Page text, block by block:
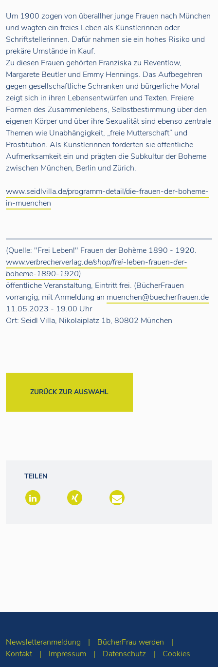
Um 1900 zogen von überallher junge Frauen nach München
und wagten ein freies Leben als Künstlerinnen oder
Schriftstellerinnen. Dafür nahmen sie ein hohes Risiko und
prekäre Umstände in Kauf.
Zu diesen Frauen gehörten Franziska zu Reventlow,
Margarete Beutler und Emmy Hennings. Das Aufbegehren
gegen gesellschaftliche Schranken und bürgerliche Moral
zeigt sich in ihren Lebensentwürfen und Texten. Freiere
Formen des Zusammenlebens, Selbstbestimmung über den
eigenen Körper und über ihre Sexualität sind ebenso zentrale
Themen wie Unabhängigkeit, „freie Mutterschaft“ und
Prostitution. Als Künstlerinnen forderten sie öffentliche
Aufmerksamkeit ein und prägten die Subkultur der Boheme
zwischen München, Berlin und Zürich.
www.seidlvilla.de/programm-detail/die-frauen-der-boheme-
in-muenchen
(Quelle: "Frei Leben!" Frauen der Bohème 1890 - 1920.
www.verbrecherverlag.de/shop/frei-leben-frauen-der-
boheme-1890-1920)
öffentliche Veranstaltung, Eintritt frei. (BücherFrauen
vorrangig, mit Anmeldung an muenchen@buecherfrauen.de
11.05.2023 - 19.00 Uhr
Ort: Seidl Villa, Nikolaiplatz 1b, 80802 München
ZURÜCK ZUR AUSWAHL
TEILEN
Newsletteranmeldung
BücherFrau werden
Kontakt
Impressum Datenschutz Cookies